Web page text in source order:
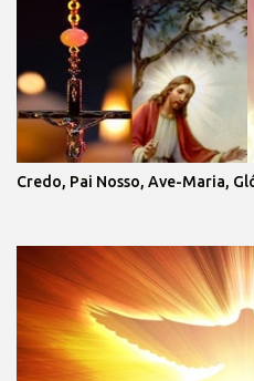
Credo, Pai Nosso, Ave-Maria,